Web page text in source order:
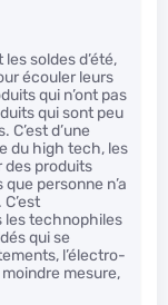
soldes d’été,
écouler leurs
qui n’ont pas
qui sont peu
d’une
du high tech, les
des produits
personne n’a
les technophiles
qui se
l’électro-
mesure,